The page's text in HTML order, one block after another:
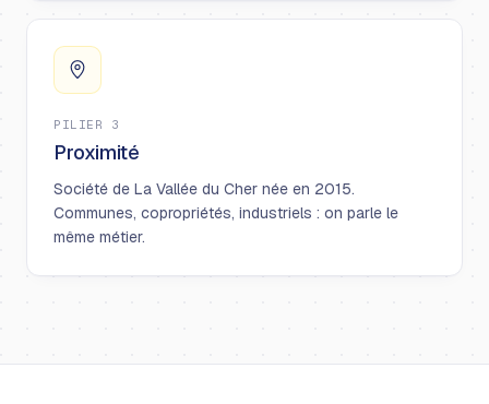
PILIER 3
Proximité
Société de La Vallée du Cher née en 2015.
Communes, copropriétés, industriels : on parle le
même métier.